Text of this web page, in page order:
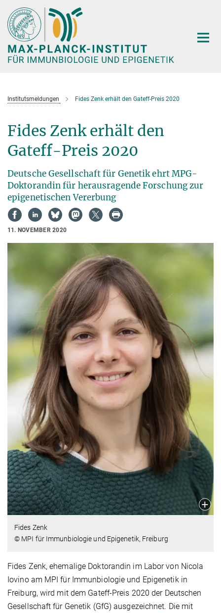
Hauptinhalt
Institutsmeldungen Fides Zenk erhält den Gateff-Preis 2020
Fides Zenk erhält den
Gateff-Preis 2020
Deutsche Gesellschaft für Genetik ehrt MPG-
Doktorandin für herausragende Forschung zur
epigenetischen Vererbung
11. NOVEMBER 2020
Fides Zenk
© MPI für Immunbiologie und Epigenetik, Freiburg
Fides Zenk, ehemalige Doktorandin im Labor von Nicola
Iovino am MPI für Immunbiologie und Epigenetik in
Freiburg, wird mit dem Gateff-Preis 2020 der Deutschen
Gesellschaft für Genetik (GfG) ausgezeichnet. Die mit